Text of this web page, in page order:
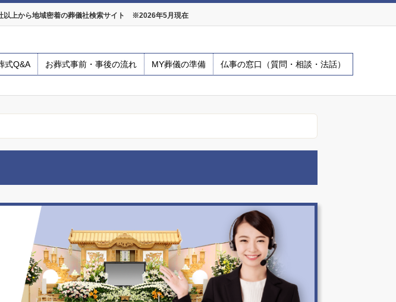
以上から地域密着の葬儀社検索サイト ※2026年5月現在
式Q&A お葬式事前・事後の流れ MY葬儀の準備 仏事の窓口（質問・相談・法話）